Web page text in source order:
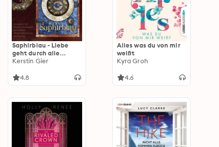
Saphirblau - Liebe
geht durch alle
Zeiten - Liebe geht
Edelstein-Trilogie,
Kerstin Gier
4.8
Alles was du von mir
weißt
Kyra Groh
4.6